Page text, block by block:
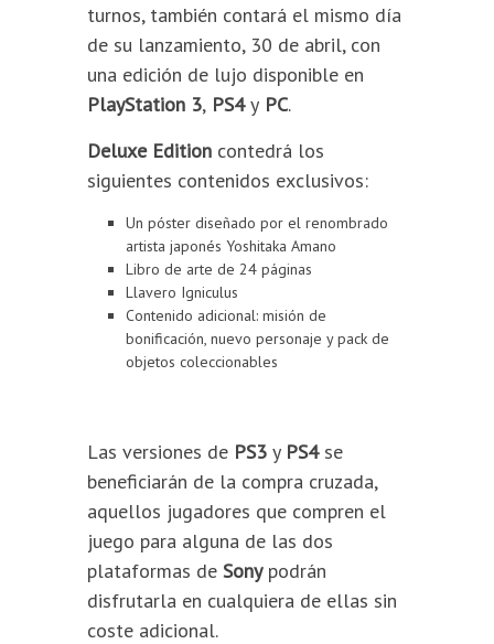
turnos, también contará el mismo día
de su lanzamiento, 30 de abril, con
una edición de lujo disponible en
PlayStation 3, PS4y PC.
Deluxe Edition contedrá los
siguientes contenidos exclusivos:
Un póster diseñado por el renombrado
artista japonés Yoshitaka Amano
Libro de arte de 24 páginas
Llavero Igniculus
Contenido adicional: misión de
bonificación, nuevo personaje y pack de
objetos coleccionables
Las versiones de PS3 y PS4se
beneficiarán de la compra cruzada,
aquellos jugadores que compren el
juego para alguna de las dos
plataformas de Sonypodrán
disfrutarla en cualquiera de ellas sin
coste adicional.